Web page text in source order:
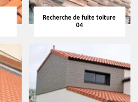
Recherche de fuite toiture
04